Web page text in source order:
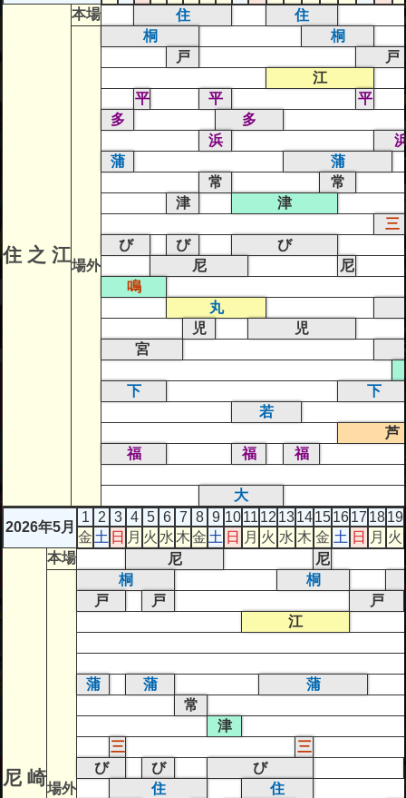
住 之 江
本場 住 住
場外
桐
桐
戸
戸
江
平
平
平
多
多
浜
蒲
蒲
常
常
津
津
三
び
び
び
尼
尼
鳴
丸
児
児
宮
下
下
若
芦
福
福 福
大
2026年5月
1 2 3 4 5 6 7 8 9 1011 12 1314151617 1819
金 土 日 月 火 水 木金 土 日 月 火 水 木 金 土 日 月 火
尼 崎
本場 尼 尼
場外
桐
桐
戸
戸
戸
江
蒲 蒲
蒲
常
津
三
三
び
び
び
住
住